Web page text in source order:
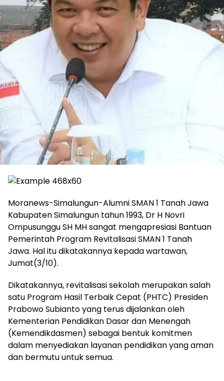
Moranews-Simalungun-Alumni SMAN 1 Tanah Jawa
Kabupaten Simalungun tahun 1993, Dr H Novri
Ompusunggu SH MH sangat mengapresiasi Bantuan
Pemerintah Program Revitalisasi SMAN 1 Tanah
Jawa. Hal itu dikatakannya kepada wartawan,
Jumat(3/10).
Dikatakannya, revitalisasi sekolah merupakan salah
satu Program Hasil Terbaik Cepat (PHTC) Presiden
Prabowo Subianto yang terus dijalankan oleh
Kementerian Pendidikan Dasar dan Menengah
(Kemendikdasmen) sebagai bentuk komitmen
dalam menyediakan layanan pendidikan yang aman
dan bermutu untuk semua.